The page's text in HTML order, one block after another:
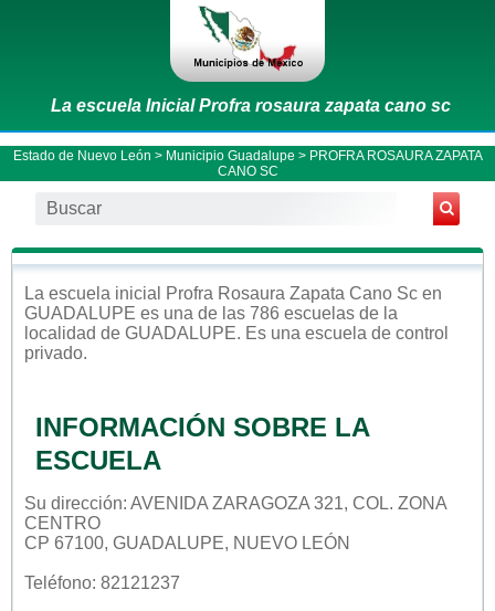
La escuela Inicial Profra rosaura zapata cano sc
Estado de Nuevo León > Municipio Guadalupe > PROFRA ROSAURA ZAPATA
CANO SC
La escuela inicial Profra Rosaura Zapata Cano Sc en
GUADALUPE es una de las 786 escuelas de la
localidad de GUADALUPE. Es una escuela de control
privado.
INFORMACIÓN SOBRE LA
ESCUELA
Su dirección: AVENIDA ZARAGOZA 321, COL. ZONA
CENTRO
CP 67100, GUADALUPE, NUEVO LEÓN
Teléfono: 82121237